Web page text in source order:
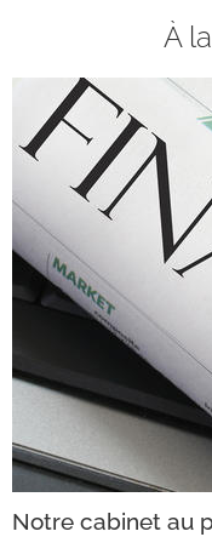
À
Notre cabinet au